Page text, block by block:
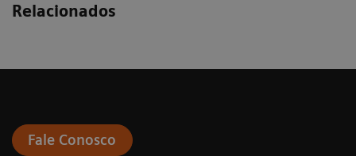
Relacionados
Fale Conosco